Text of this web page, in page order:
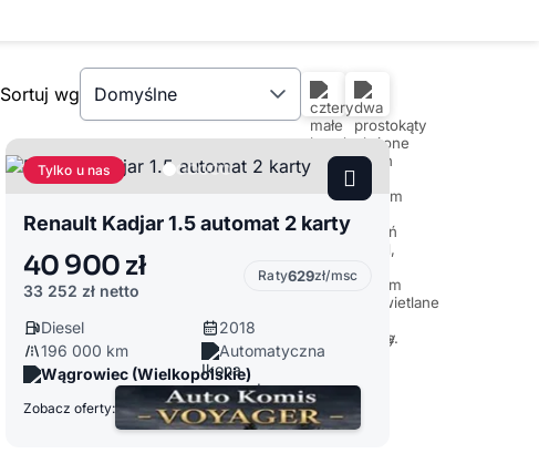
Sortuj wg Domyślne
Tylko u nas
Renault Kadjar 1.5 automat 2 karty
40 900 zł
33 252 zł netto
Raty629zł/msc
Diesel
2018
196 000 km
Automatyczna
Wągrowiec (Wielkopolskie)
Zobacz oferty: